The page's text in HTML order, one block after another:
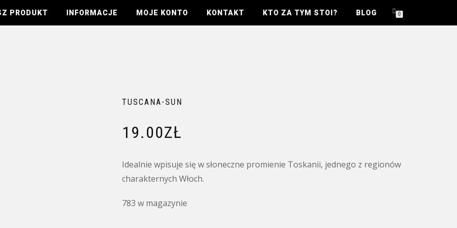
PRODUKT INFORMACJE MOJE KONTO KONTAKT KTO ZA TYM STOI? BLOG 0
TUSCANA-SUN
19.00ZŁ
Idealnie wpisuje się w słoneczne promienie Toskanii, jednego z regionów
charakternych Włoch.
783 w magazynie